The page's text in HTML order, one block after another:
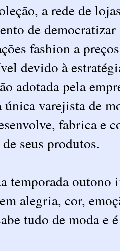
a rede de
de democratizar
fashion a
devido à
adotada pela
varejista de
fabrica e
seus produtos.
temporada outono
alegria, cor,
tudo de moda e